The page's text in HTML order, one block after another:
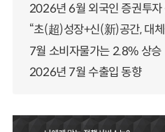
2026년 6월 외국인 증권투자
“초(超)성장+신(新)공간, 대
7월 소비자물가는 2.8% 상승
2026년 7월 수출입 동향